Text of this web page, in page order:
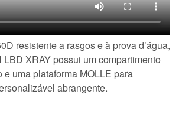
resistente a rasgos e à prova d’água,
XRAY possui um compartimento
uma plataforma MOLLE para
abrangente.